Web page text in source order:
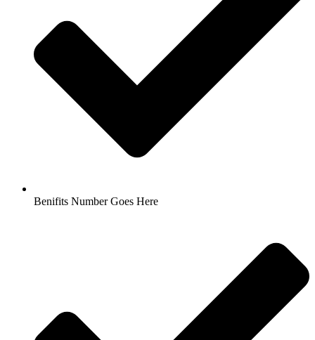
Benifits Number Goes Here